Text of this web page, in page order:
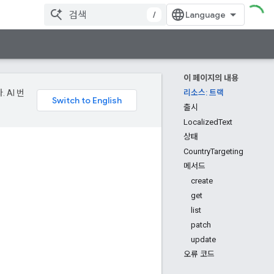
/
이 페이지의 내용
리소스: 트랙
출시
LocalizedText
상태
CountryTargeting
메서드
create
get
list
patch
update
오류 코드
AI 번